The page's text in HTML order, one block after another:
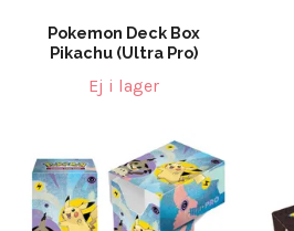
Pokemon Deck Box
Pikachu (Ultra Pro)
Ej i lager